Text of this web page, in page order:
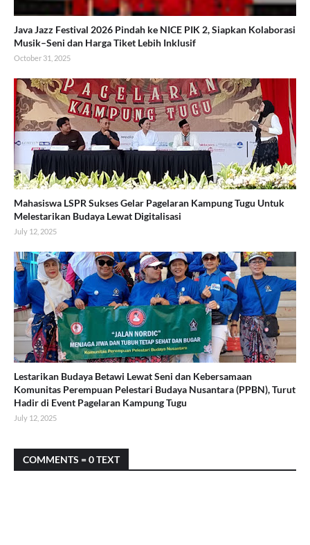
Java Jazz Festival 2026 Pindah ke NICE PIK 2, Siapkan Kolaborasi
Musik–Seni dan Harga Tiket Lebih Inklusif
October 31, 2025
Mahasiswa LSPR Sukses Gelar Pagelaran Kampung Tugu Untuk
Melestarikan Budaya Lewat Digitalisasi
July 12, 2025
Lestarikan Budaya Betawi Lewat Seni dan Kebersamaan
Komunitas Perempuan Pelestari Budaya Nusantara (PPBN), Turut
Hadir di Event Pagelaran Kampung Tugu
July 12, 2025
COMMENTS = 0 TEXT